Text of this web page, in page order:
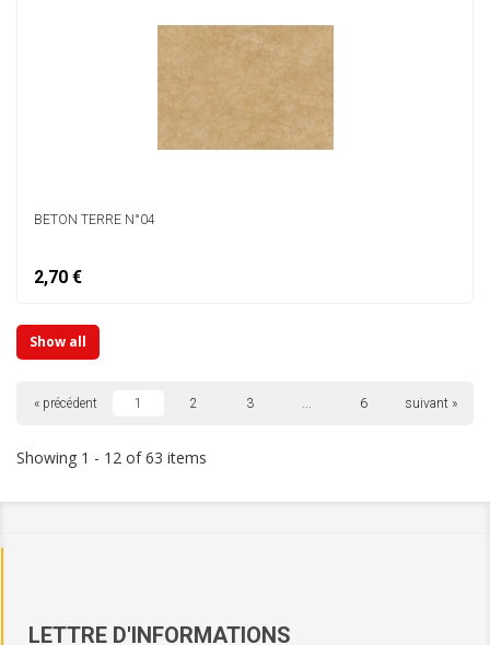
BETON TERRE N°04
2,70 €
Show all
« précédent 1 2 3 ... 6 suivant »
Showing 1 - 12 of 63 items
LETTRE D'INFORMATIONS